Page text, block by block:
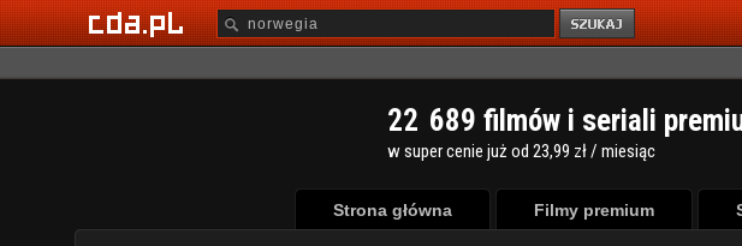
22 689 filmów i seriali
w super cenie już od 23,99 zł / miesiąc
Strona główna Filmy premium